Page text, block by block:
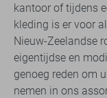
kantoor of tijdens
kleding is er voor
Nieuw-Zeelandse
eigentijdse en
genoeg reden om
nemen in ons